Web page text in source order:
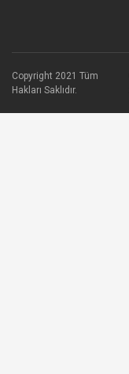
Copyright 2021 Tüm
Hakları Saklıdır.